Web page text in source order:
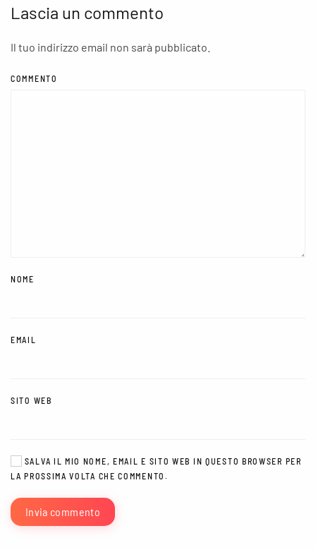
Lascia un commento
Il tuo indirizzo email non sarà pubblicato.
COMMENTO
NOME
EMAIL
SITO WEB
SALVA IL MIO NOME, EMAIL E SITO WEB IN QUESTO BROWSER PER
LA PROSSIMA VOLTA CHE COMMENTO.
Invia commento